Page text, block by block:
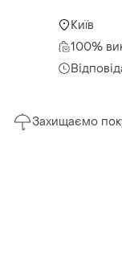
Київ
100%
Захищаємо